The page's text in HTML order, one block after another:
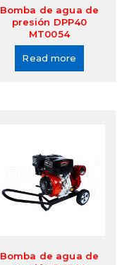
Bomba de agua de
presión DPP40
MT0054
Read more
Bomba de agua de